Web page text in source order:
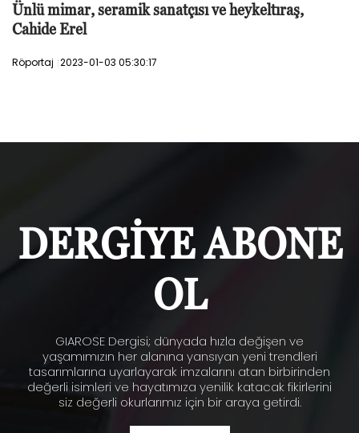
Ünlü mimar, seramik sanatçısı ve heykeltıraş,
Cahide Erel
Röportaj 2023-01-03 05:30:17
DERGİYE ABONE
OL
GIAROSE Dergisi; dünyada hızla değişen ve
yaşamımızın her alanına yansıyan yeni trendleri
tasarımlarına uyarlayarak imzalarını atan birbirinden
değerli isimleri ve hayatımıza yenilik katacak fikirlerini
siz değerli okurlarımız için bir araya getirdi.